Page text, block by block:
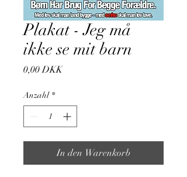
Plakat - Jeg må
ikke se mit barn
0,00 DKKPreis
Anzahl *
In den Warenkorb